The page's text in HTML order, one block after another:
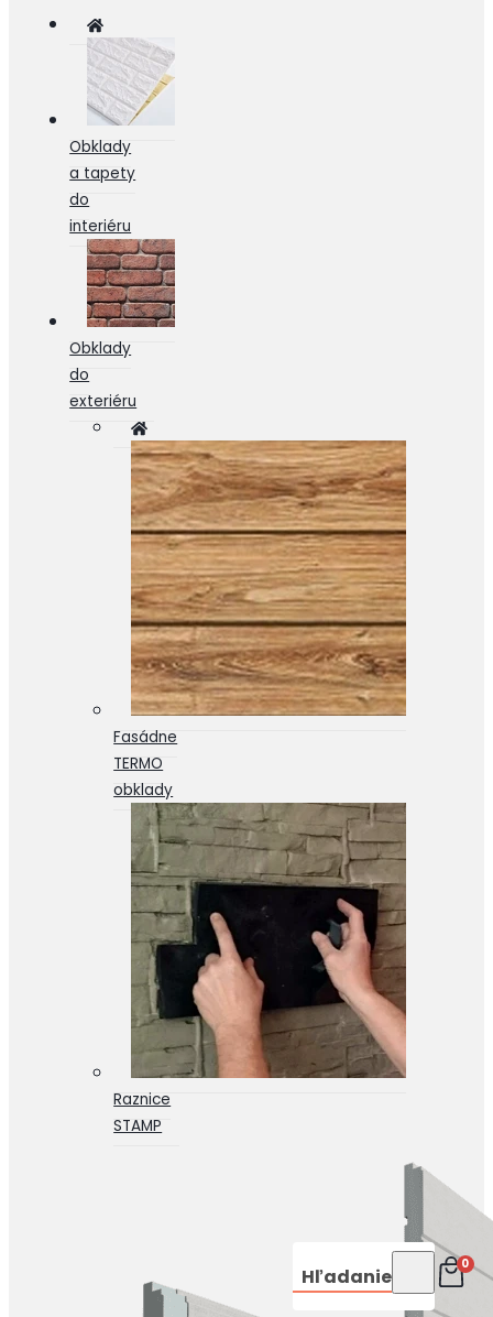
Obklady
a tapety
do
interiéru
Obklady
do
exteriéru
Fasádne
TERMO
obklady
Raznice
STAMP
Hľadanie 0